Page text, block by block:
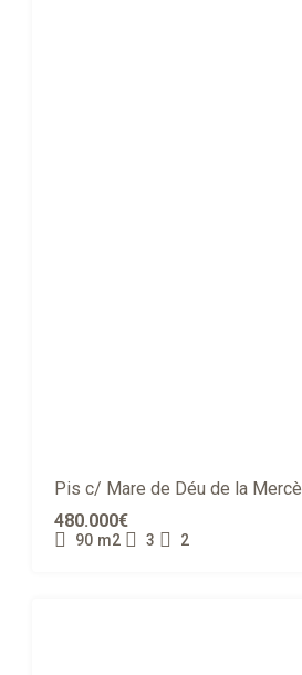
Pis c/ Mare de Déu de la Mercè
480.000€
90 m2 3 2